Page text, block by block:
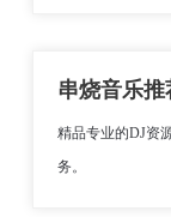
串烧音乐
精品专业的DJ资
务。